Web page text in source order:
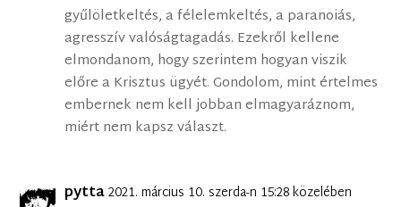
gyűlöletkeltés, a félelemkeltés, a paranoiás,
agresszív valóságtagadás. Ezekről kellene
elmondanom, hogy szerintem hogyan viszik
előre a Krisztus ügyét. Gondolom, mint értelmes
embernek nem kell jobban elmagyaráznom,
miért nem kapsz választ.
pytta2021. március 10. szerda-n 15:28 közelében